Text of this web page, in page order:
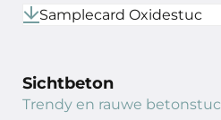
Samplecard Oxidestuc
Sichtbeton
Trendy en rauwe betonstuc